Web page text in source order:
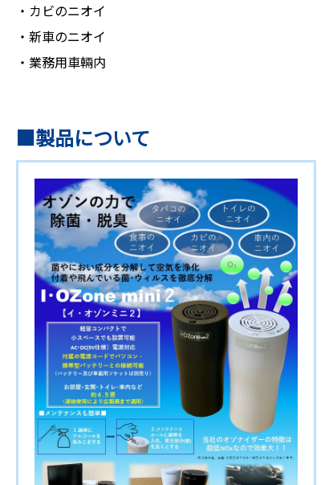
・カビのニオイ
・新車のニオイ
・業務用車輛内
製品について